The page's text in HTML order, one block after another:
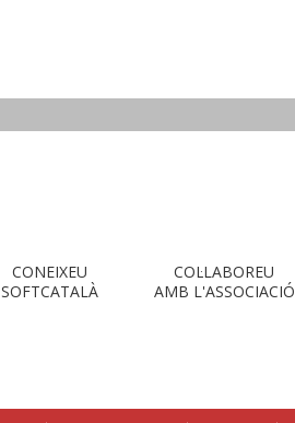
CONEIXEU
SOFTCATALÀ
COL·LABOREU
AMB L'ASSOCIACIÓ